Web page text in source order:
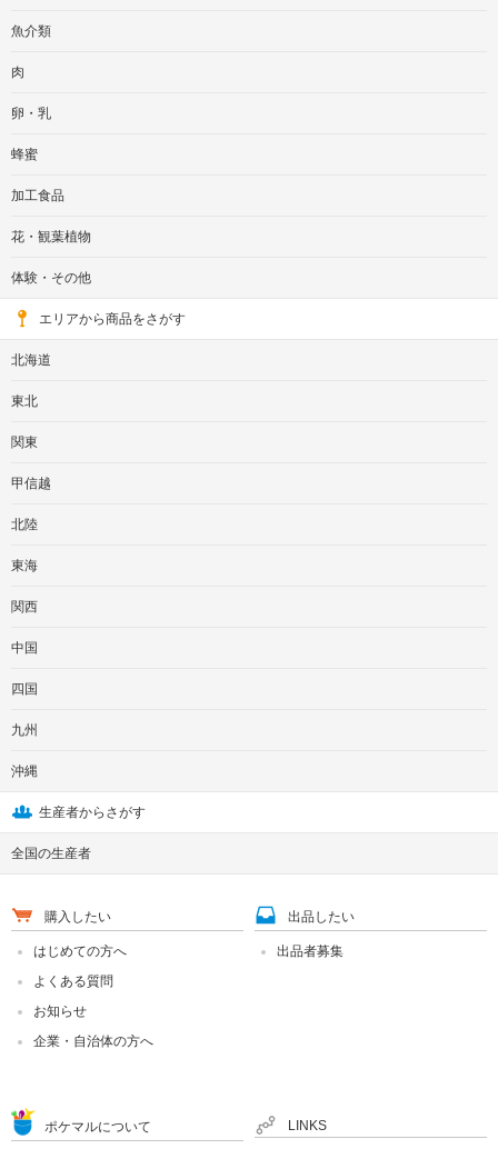
魚介類
肉
卵・乳
蜂蜜
加工食品
花・観葉植物
体験・その他
エリアから商品をさがす
北海道
東北
関東
甲信越
北陸
東海
関西
中国
四国
九州
沖縄
生産者からさがす
全国の生産者
購入したい
はじめての方へ
よくある質問
お知らせ
企業・自治体の方へ
出品したい
出品者募集
ポケマルについて LINKS